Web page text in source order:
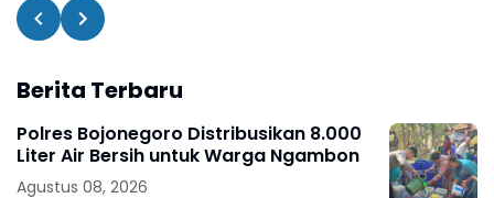
Berita Terbaru
Polres Bojonegoro Distribusikan 8.000
Liter Air Bersih untuk Warga Ngambon
Agustus 08, 2026